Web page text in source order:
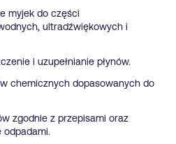
myjek do części
ultradźwiękowych i
i uzupełnianie płynów.
chemicznych dopasowanych do
zgodnie z przepisami oraz